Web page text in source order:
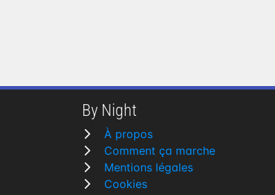
By Night
À propos
Comment ça marche
Mentions légales
Cookies